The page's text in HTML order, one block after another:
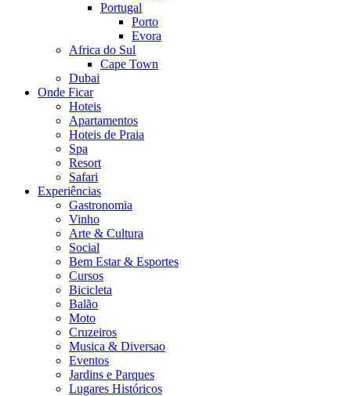
Portugal
Porto
Evora
Africa do Sul
Cape Town
Dubai
Onde Ficar
Hoteis
Apartamentos
Hoteis de Praia
Spa
Resort
Safari
Experiências
Gastronomia
Vinho
Arte & Cultura
Social
Bem Estar & Esportes
Cursos
Bicicleta
Balão
Moto
Cruzeiros
Musica & Diversao
Eventos
Jardins e Parques
Lugares Históricos